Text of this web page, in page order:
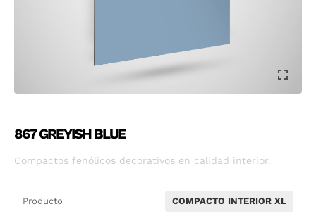
867 GREYISH BLUE
Compactos fenólicos decorativos en calidad interior.
Producto COMPACTO INTERIOR XL